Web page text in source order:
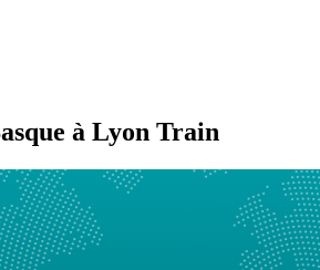
à Lyon Train